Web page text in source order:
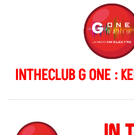
INTHECLUB G ONE :